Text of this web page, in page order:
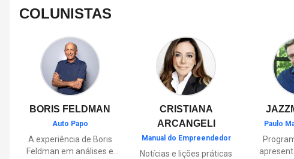
COLUNISTAS
BORIS FELDMAN
Auto Papo
A experiência de Boris
Feldman em análises e
CRISTIANA
ARCANGELI
Manual do Empreendedor
Notícias e lições práticas
Paulo